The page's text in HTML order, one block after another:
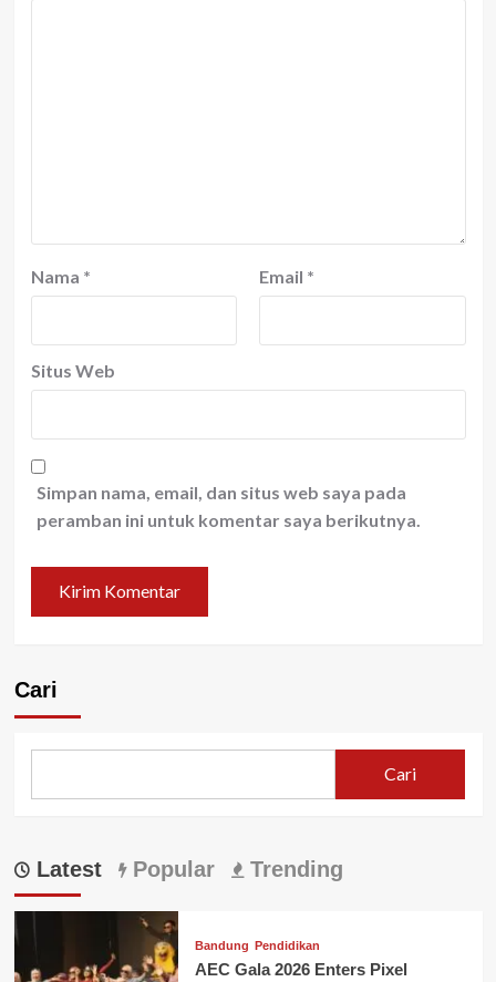
Nama * Email *
Situs Web
Simpan nama, email, dan situs web saya pada
peramban ini untuk komentar saya berikutnya.
Cari
Cari
Latest Popular Trending
Bandung Pendidikan
AEC Gala 2026 Enters Pixel